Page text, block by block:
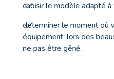
choisir le modèle adapté
déterminer le moment où
équipement, lors des
ne pas être gêné.